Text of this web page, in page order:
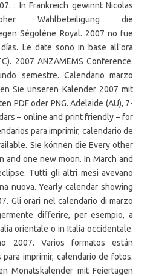
: In Frankreich gewinnt Nicolas
Wahlbeteiligung die
Ségolène Royal. 2007 no fue
Le date sono in base all'ora
2007 ANZAMEMS Conference.
semestre. Calendario marzo
Sie unseren Kalender 2007 mit
PDF oder PNG. Adelaide (AU), 7-
– online and print friendly – for
para imprimir, calendario de
Sie können die Every other
and one new moon. In March and
Tutti gli altri mesi avevano
nuova. Yearly calendar showing
Gli orari nel calendario di marzo
differire, per esempio, a
orientale o in Italia occidentale.
2007. Varios formatos están
imprimir, calendario de fotos.
Monatskalender mit Feiertagen